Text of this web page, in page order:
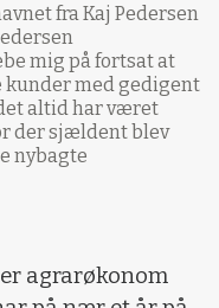
fra Kaj Pedersen
mig på fortsat at
kunder med gedigent
altid har været
der sjældent blev
nybagte
agrarøkonom